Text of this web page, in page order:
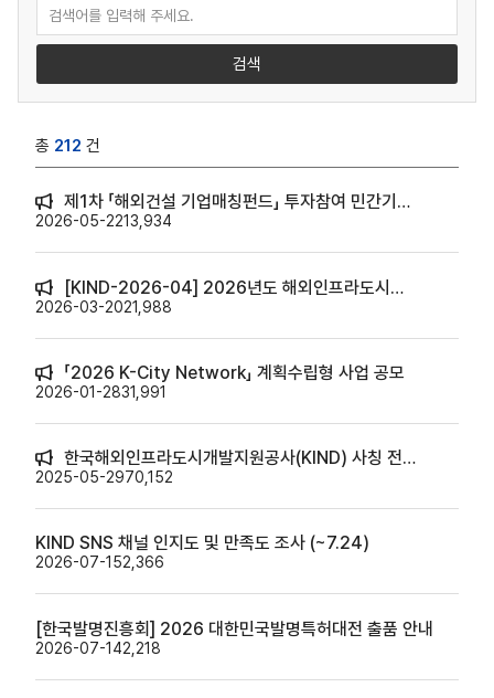
검색
총 212 건
제1차 「해외건설 기업매칭펀드」 투자참여 민간기업 모집공고
2026-05-2213,934
[KIND-2026-04] 2026년도 해외인프라도시개발사업 제안서작성 지원 대상사업 모집공고
2026-03-2021,988
「2026 K-City Network」 계획수립형 사업 공모
2026-01-2831,991
한국해외인프라도시개발지원공사(KIND) 사칭 전화 주의 안내
2025-05-2970,152
KIND SNS 채널 인지도 및 만족도 조사 (~7.24)
2026-07-152,366
[한국발명진흥회] 2026 대한민국발명특허대전 출품 안내
2026-07-142,218